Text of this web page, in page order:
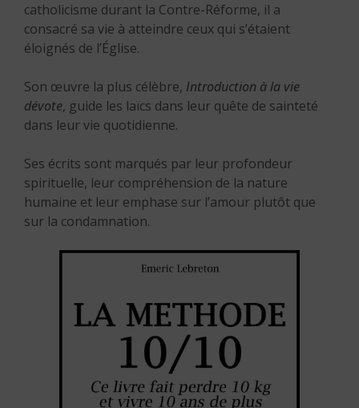
catholicisme durant la Contre-Réforme, il a
consacré sa vie à atteindre ceux qui s’étaient
éloignés de l’Église.
Son œuvre la plus célèbre, Introduction à la vie
dévote, guide les laïcs dans leur quête de sainteté
dans leur vie quotidienne.
Ses écrits sont marqués par leur profondeur
spirituelle, leur compréhension de la nature
humaine et leur emphase sur l’amour plutôt que
sur la condamnation.